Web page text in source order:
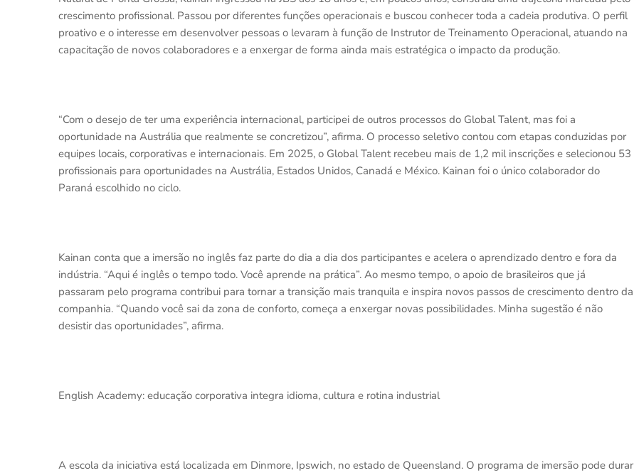
crescimento profissional. Passou por diferentes funções operacionais e buscou conhecer toda a cadeia produtiva. O perfil
proativo e o interesse em desenvolver pessoas o levaram à função de Instrutor de Treinamento Operacional, atuando na
capacitação de novos colaboradores e a enxergar de forma ainda mais estratégica o impacto da produção.
“Com o desejo de ter uma experiência internacional, participei de outros processos do Global Talent, mas foi a
oportunidade na Austrália que realmente se concretizou”, afirma. O processo seletivo contou com etapas conduzidas por
equipes locais, corporativas e internacionais. Em 2025, o Global Talent recebeu mais de 1,2 mil inscrições e selecionou 53
profissionais para oportunidades na Austrália, Estados Unidos, Canadá e México. Kainan foi o único colaborador do
Paraná escolhido no ciclo.
Kainan conta que a imersão no inglês faz parte do dia a dia dos participantes e acelera o aprendizado dentro e fora da
indústria. “Aqui é inglês o tempo todo. Você aprende na prática”. Ao mesmo tempo, o apoio de brasileiros que já
passaram pelo programa contribui para tornar a transição mais tranquila e inspira novos passos de crescimento dentro da
companhia. “Quando você sai da zona de conforto, começa a enxergar novas possibilidades. Minha sugestão é não
desistir das oportunidades”, afirma.
English Academy: educação corporativa integra idioma, cultura e rotina industrial
A escola da iniciativa está localizada em Dinmore, Ipswich, no estado de Queensland. O programa de imersão pode durar